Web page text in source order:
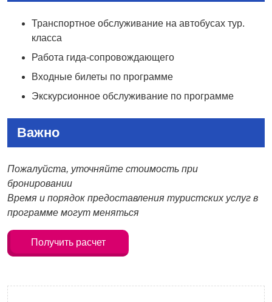
Транспортное обслуживание на автобусах тур.
класса
Работа гида-сопровождающего
Входные билеты по программе
Экскурсионное обслуживание по программе
Важно
Пожалуйста, уточняйте стоимость при
бронировании
Время и порядок предоставления туристских услуг в
программе могут меняться
Получить расчет